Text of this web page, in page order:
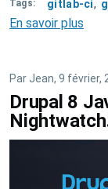
Tags gitlab-ci
En savoir plus
CI
Par Jean, 9 février,
Drupal 8